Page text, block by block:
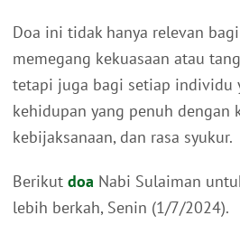
Doa ini tidak hanya relevan
memegang kekuasaan atau
tetapi juga bagi setiap individu
kehidupan yang penuh dengan
kebijaksanaan, dan rasa syukur.
Berikut doa Nabi Sulaiman
lebih berkah, Senin (1/7/2024).